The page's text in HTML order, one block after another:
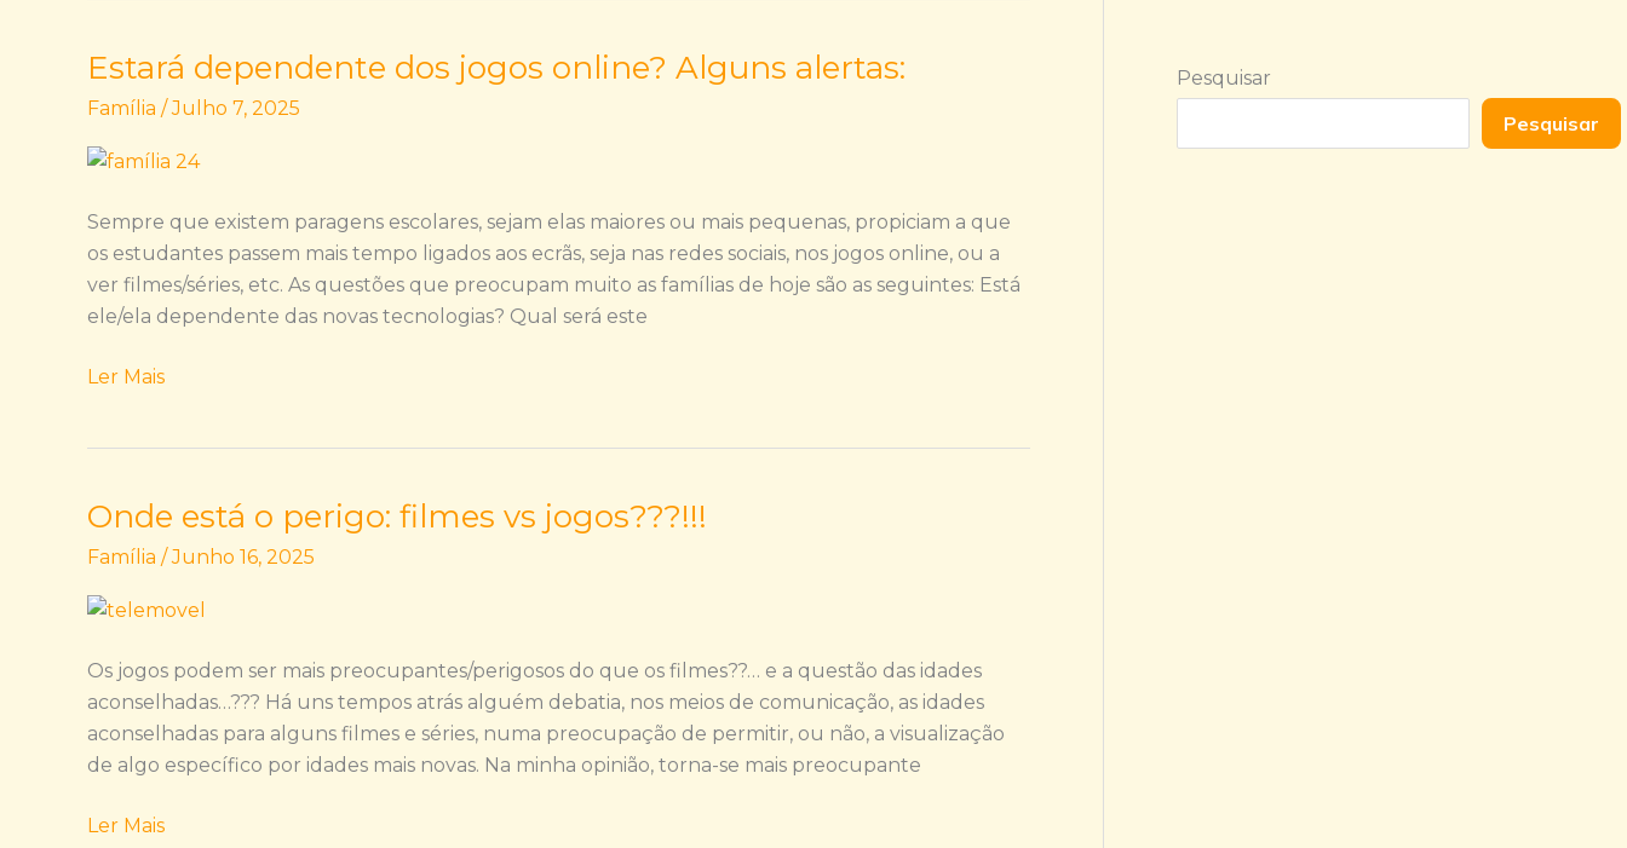
Estará dependente dos jogos online? Alguns alertas:
Família /Julho 7, 2025
Sempre que existem paragens escolares, sejam elas maiores ou mais pequenas, propiciam a que
os estudantes passem mais tempo ligados aos ecrãs, seja nas redes sociais, nos jogos online, ou a
ver filmes/séries, etc. As questões que preocupam muito as famílias de hoje são as seguintes: Está
ele/ela dependente das novas tecnologias? Qual será este
Estará
dependente
jogos
Alguns
alertas:
Ler Mais
Onde está o perigo: filmes vs jogos???!!!
Família /Junho 16, 2025
Os jogos podem ser mais preocupantes/perigosos do que os filmes??… e a questão das idades
aconselhadas…??? Há uns tempos atrás alguém debatia, nos meios de comunicação, as idades
aconselhadas para alguns filmes e séries, numa preocupação de permitir, ou não, a visualização
de algo específico por idades mais novas. Na minha opinião, torna-se mais preocupante
Onde
perigo:
vs
jogos???!!!
Ler Mais
Pesquisar
Pesquisar